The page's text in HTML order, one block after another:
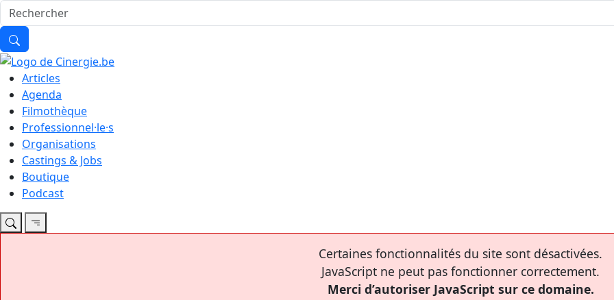
Articles
Agenda
Filmothèque
Professionnel·le·s
Organisations
Castings & Jobs
Boutique
Podcast
Certaines fonctionnalités du site sont désactivées.
JavaScript ne peut pas fonctionner correctement.
Merci d’autoriser JavaScript sur ce domaine.